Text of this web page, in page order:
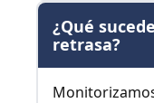
¿Qué
retrasa?